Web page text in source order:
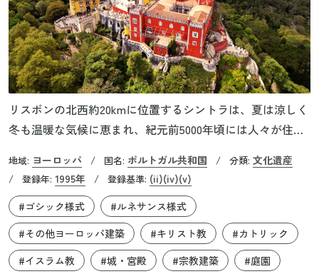
リスボンの北西約20kmに位置するシントラは、夏は涼しく
冬も温暖な気候に恵まれ、紀元前5000年頃には人々が住み
世がリスボンをイスラム教徒から奪回したことにより、シ
ントラもキリスト教徒の街へと変化していきます。以来、
代々のポルトガル王族がこの地に離宮を置き、18〜19世紀
にかけては、イギリスの富豪たちも次々と別荘を建設しま
した。
地域: ヨーロッパ / 国名: ポルトガル共和国 / 分類: 文化遺産
/ 登録年: 1995年 / 登録基準: (ii)(iv)(v)
#ゴシック様式
#ルネサンス様式
#その他ヨーロッパ建築
#キリスト教
#カトリック
#イスラム教
#城・宮殿 #宗教建築
#庭園